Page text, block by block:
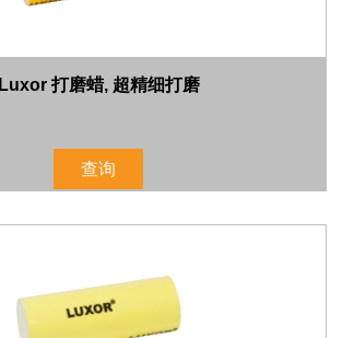
Luxor 打磨蜡, 超精细打磨
查询